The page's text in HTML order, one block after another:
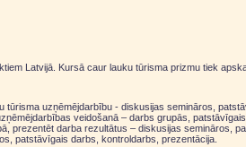
Latvijā. Kursā caur lauku tūrisma prizmu tiek
uzņēmējdarbību - diskusijas semināros,
veidošanā – darbs grupās,
prezentēt darba rezultātus – diskusijas semināros,
patstāvīgais darbs, kontroldarbs, prezentācija.